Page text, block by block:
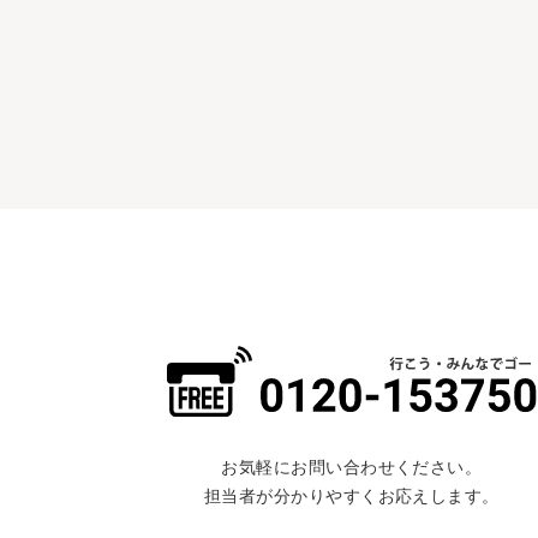
お気軽にお問い合わせください。
担当者が分かりやすくお応えします。